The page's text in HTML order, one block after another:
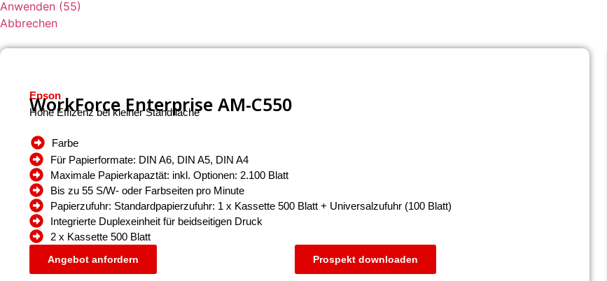
Anwenden (55)
Abbrechen
Epson
WorkForce Enterprise AM-C550
Hohe Effizenz bei kleiner Standfläche
Farbe
Für Papierformate: DIN A6, DIN A5, DIN A4
Maximale Papierkapaztät: inkl. Optionen: 2.100 Blatt
Bis zu 55 S/W- oder Farbseiten pro Minute
Papierzufuhr: Standardpapierzufuhr: 1 x Kassette 500 Blatt + Universalzufuhr (100 Blatt)
Integrierte Duplexeinheit für beidseitigen Druck
2 x Kassette 500 Blatt
Angebot anfordern Prospekt downloaden